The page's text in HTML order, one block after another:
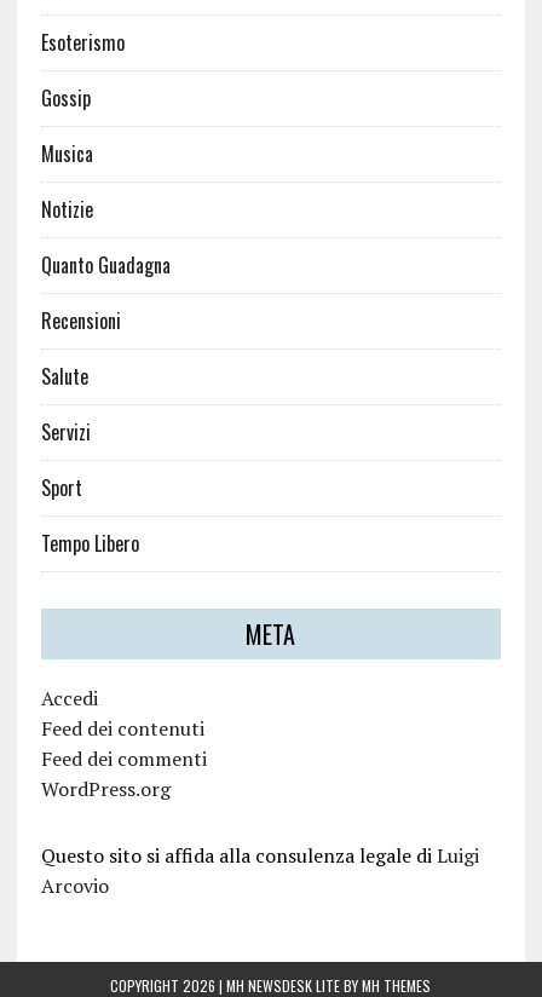
Esoterismo
Gossip
Musica
Notizie
Quanto Guadagna
Recensioni
Salute
Servizi
Sport
Tempo Libero
META
Accedi
Feed dei contenuti
Feed dei commenti
WordPress.org
Questo sito si affida alla consulenza legale diLuigi
Arcovio
COPYRIGHT 2026 | MH NEWSDESK LITE BYMH THEMES